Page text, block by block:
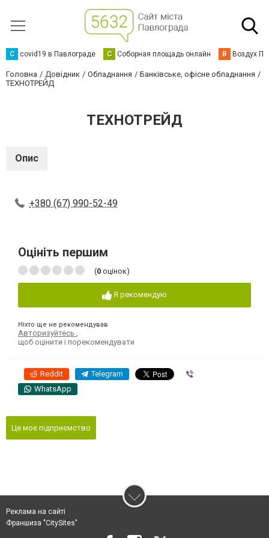
C covid19 в Павлограде С Соборная площадь онлайн В Воздух
Головна Довідник Обладнання
Банківське, офісне обладнання
ТЕХНОТРЕЙД
ТЕХНОТРЕЙД
Опис
+380 (67) 990-52-49
Оцініть першим
(0 оцінок)
Я рекомендую
Ніхто ще не рекомендував
Авторизуйтесь
щоб оцінити і порекомендувати
Reddit Telegram
WhatsApp
Це моє підприємство
Реклама на сайті
Франшиза "CitySites"